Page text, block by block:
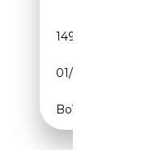
149 011 km
01/2020
Boîte